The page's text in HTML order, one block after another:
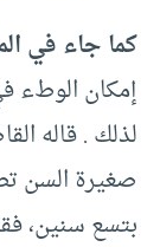
كما جاء في
إمكان الوطء
لذلك . قاله
صغيرة السن
بتسع سنين،